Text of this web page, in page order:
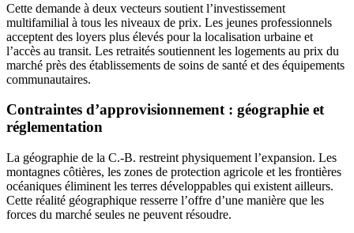
Cette demande à deux vecteurs soutient l’investissement
multifamilial à tous les niveaux de prix. Les jeunes professionnels
acceptent des loyers plus élevés pour la localisation urbaine et
l’accès au transit. Les retraités soutiennent les logements au prix du
marché près des établissements de soins de santé et des équipements
communautaires.
Contraintes d’approvisionnement : géographie et
réglementation
La géographie de la C.-B. restreint physiquement l’expansion. Les
montagnes côtières, les zones de protection agricole et les frontières
océaniques éliminent les terres développables qui existent ailleurs.
Cette réalité géographique resserre l’offre d’une manière que les
forces du marché seules ne peuvent résoudre.